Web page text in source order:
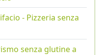
- Pizzeria senza
senza glutine a